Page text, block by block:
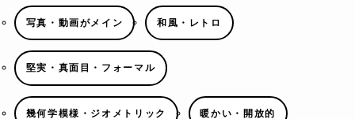
写真・動画がメイン 和風・レトロ
堅実・真面目・フォーマル
幾何学模様・ジオメトリック 暖かい・開放的